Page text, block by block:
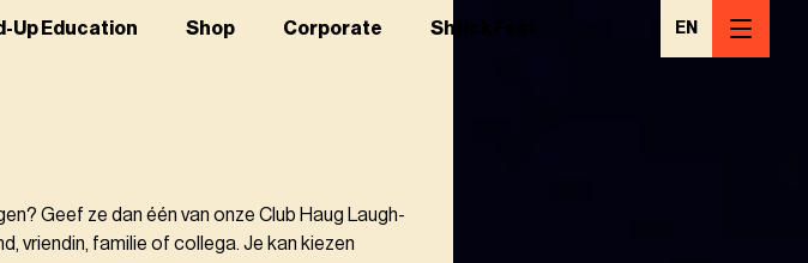
Up Education Shop Corporate Shtick Fest EN
Geef ze dan één van onze Club Haug Laugh-
vriendin, familie of collega. Je kan kiezen